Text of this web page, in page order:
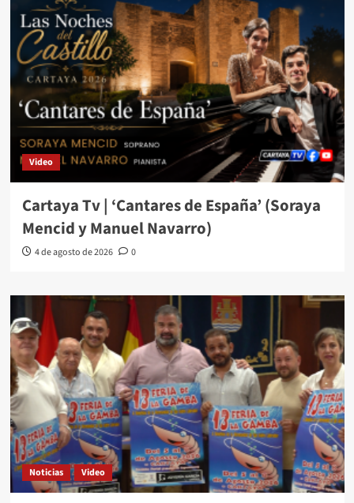
Video
Cartaya Tv | ‘Cantares de España’ (Soraya
Mencid y Manuel Navarro)
4 de agosto de 2026 0
Noticias Video